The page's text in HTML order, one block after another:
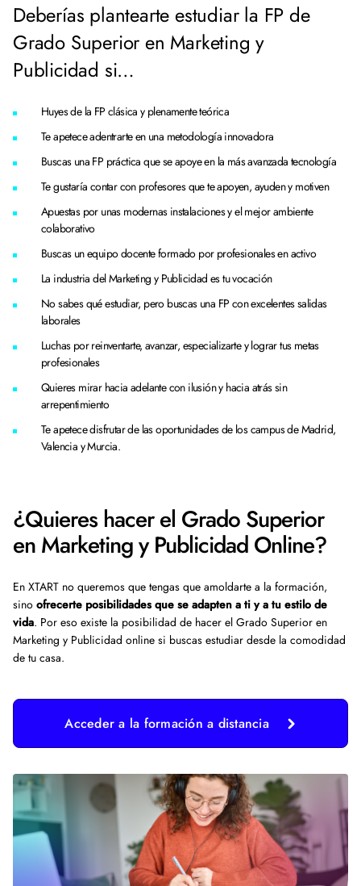
Deberías plantearte estudiar la FP de
Grado Superior en Marketing y
Publicidad si…
Huyes de la FP clásica y plenamente teórica
Te apetece adentrarte en una metodología innovadora
Buscas una FP práctica que se apoye en la más avanzada tecnología
Te gustaría contar con profesores que te apoyen, ayuden y motiven
Apuestas por unas modernas instalaciones y el mejor ambiente
colaborativo
Buscas un equipo docente formado por profesionales en activo
La industria del Marketing y Publicidad es tu vocación
No sabes qué estudiar, pero buscas una FP con excelentes salidas
laborales
Luchas por reinventarte, avanzar, especializarte y lograr tus metas
profesionales
Quieres mirar hacia adelante con ilusión y hacia atrás sin
arrepentimiento
Te apetece disfrutar de las oportunidades de los campus de Madrid,
Valencia y Murcia.
¿Quieres hacer el Grado Superior
en Marketing y Publicidad Online?
En XTART no queremos que tengas que amoldarte a la formación,
sino ofrecerte posibilidades que se adapten a ti y a tu estilo de
vida. Por eso existe la posibilidad de hacer el Grado Superior en
Marketing y Publicidad online si buscas estudiar desde la comodidad
de tu casa.
Acceder a la formación a distancia